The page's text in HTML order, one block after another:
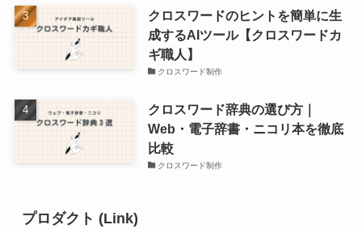
クロスワードのヒントを簡単に生
成するAIツール【クロスワードカ
ギ職人】
クロスワード制作
クロスワード辞典の選び方｜
Web・電子辞書・ニコリ本を徹底
比較
クロスワード制作
プロダクト (Link)